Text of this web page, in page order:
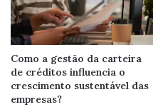
Como a gestão da carteira
de créditos influencia o
crescimento sustentável das
empresas?